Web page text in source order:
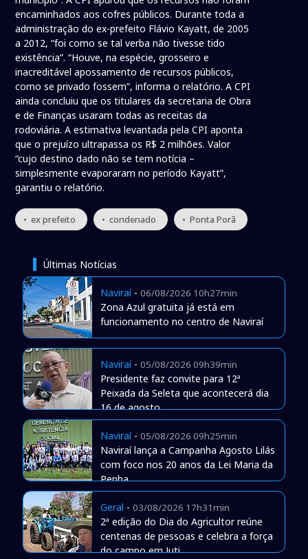
encaminhados aos cofres públicos. Durante toda a
administração do ex-prefeito Flávio Kayatt, de 2005
a 2012, “foi como se tal verba não tivesse tido
existência”. “Houve, na espécie, grosseiro e
inacreditável apossamento de recursos públicos,
como se privado fossem”, informa o relatório. A CPI
ainda concluiu que os titulares da secretaria de Obra
e de Finanças usaram todas as receitas da
rodoviária. A estimativa levantada pela CPI aponta
que o prejuízo ultrapassa os R$ 2 milhões. Valor
“cujo destino dado não se tem notícia –
simplesmente evaporaram no período Kayatt”,
garantiu o relatório.
• ex prefeito • condenado • Ponta Porã
Últimas Notícias
Naviraí- 06/08/2026 10h27min
Zona Azul gratuita já está em
funcionamento no centro de Naviraí
Naviraí- 05/08/2026 09h39min
Presidente faz convite para 12ª
Peixada da Seleta que acontecerá dia
16 de agosto
Naviraí- 05/08/2026 09h25min
Naviraí lança a Campanha Agosto Lilás
com foco nos 20 anos da Lei Maria da
Penha
Geral - 03/08/2026 17h31min
2ª edição do Dia do Agricultor reúne
centenas de pessoas e celebra a força
do campo em Juti